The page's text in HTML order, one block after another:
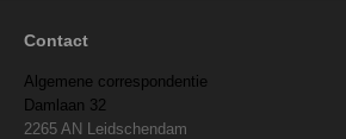
Contact
Algemene correspondentie
Damlaan 32
2265 AN Leidschendam